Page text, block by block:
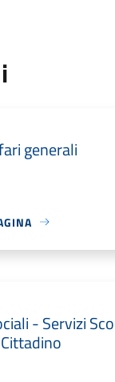
generali
- Servizi